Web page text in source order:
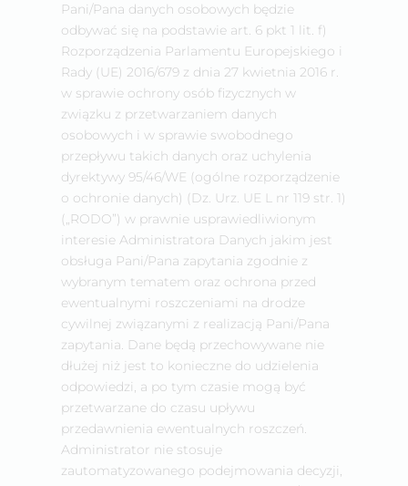
Pani/Pana danych osobowych będzie
odbywać się na podstawie art. 6 pkt 1 lit. f)
Rozporządzenia Parlamentu Europejskiego i
Rady (UE) 2016/679 z dnia 27 kwietnia 2016 r.
w sprawie ochrony osób fizycznych w
związku z przetwarzaniem danych
osobowych i w sprawie swobodnego
przepływu takich danych oraz uchylenia
dyrektywy 95/46/WE (ogólne rozporządzenie
o ochronie danych) (Dz. Urz. UE L nr 119 str. 1)
(„RODO”) w prawnie usprawiedliwionym
interesie Administratora Danych jakim jest
obsługa Pani/Pana zapytania zgodnie z
wybranym tematem oraz ochrona przed
ewentualnymi roszczeniami na drodze
cywilnej związanymi z realizacją Pani/Pana
zapytania. Dane będą przechowywane nie
dłużej niż jest to konieczne do udzielenia
odpowiedzi, a po tym czasie mogą być
przetwarzane do czasu upływu
przedawnienia ewentualnych roszczeń.
Administrator nie stosuje
zautomatyzowanego podejmowania decyzji,